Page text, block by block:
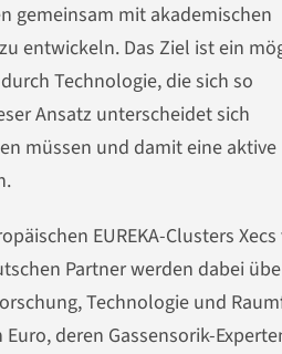
gemeinsam mit akademischen
entwickeln. Das Ziel ist ein
Technologie, die sich so
Ansatz unterscheidet sich
müssen und damit eine aktive
EUREKA-Clusters
Partner werden dabei
Technologie und
deren Gassensorik-